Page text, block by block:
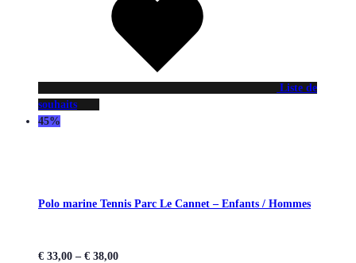
Liste de
souhaits
45%
Polo marine Tennis Parc Le Cannet – Enfants / Hommes
€ 33,00 – € 38,00